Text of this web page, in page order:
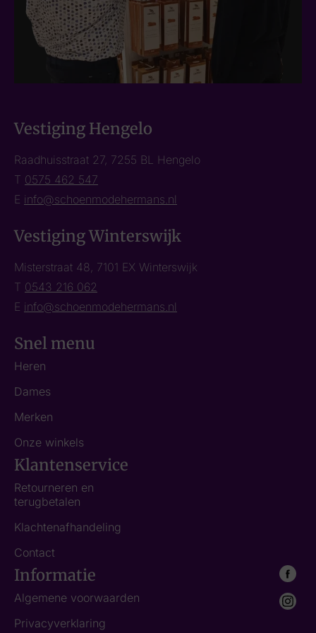
Vestiging Hengelo
Raadhuisstraat 27, 7255 BL Hengelo
T 0575 462 547
E info@schoenmodehermans.nl
Vestiging Winterswijk
Misterstraat 48, 7101 EX Winterswijk
T 0543 216 062
E info@schoenmodehermans.nl
Snel menu
Heren
Dames
Merken
Onze winkels
Klantenservice
Retourneren en
terugbetalen
Klachtenafhandeling
Contact
Informatie
Algemene voorwaarden
Privacyverklaring